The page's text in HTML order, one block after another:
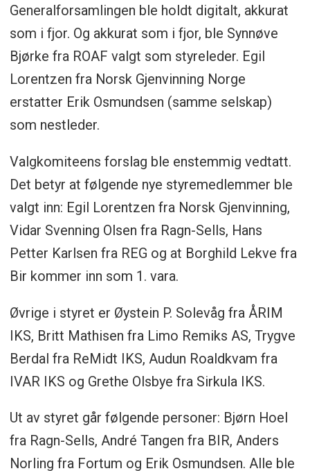
Generalforsamlingen ble holdt digitalt, akkurat
som i fjor. Og akkurat som i fjor, ble Synnøve
Bjørke fra ROAF valgt som styreleder. Egil
Lorentzen fra Norsk Gjenvinning Norge
erstatter Erik Osmundsen (samme selskap)
som nestleder.
Valgkomiteens forslag ble enstemmig vedtatt.
Det betyr at følgende nye styremedlemmer ble
valgt inn: Egil Lorentzen fra Norsk Gjenvinning,
Vidar Svenning Olsen fra Ragn-Sells, Hans
Petter Karlsen fra REG og at Borghild Lekve fra
Bir kommer inn som 1. vara.
Øvrige i styret er Øystein P. Solevåg fra ÅRIM
IKS, Britt Mathisen fra Limo Remiks AS, Trygve
Berdal fra ReMidt IKS, Audun Roaldkvam fra
IVAR IKS og Grethe Olsbye fra Sirkula IKS.
Ut av styret går følgende personer: Bjørn Hoel
fra Ragn-Sells, André Tangen fra BIR, Anders
Norling fra Fortum og Erik Osmundsen. Alle ble